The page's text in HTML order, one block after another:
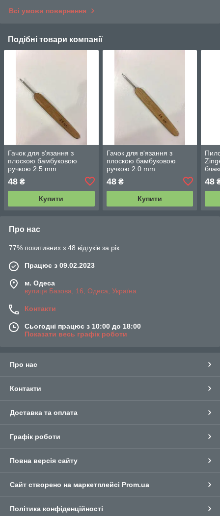
Всі умови повернення
Подібні товари компанії
Гачок для в'язання з
плоскою бамбуковою
ручкою 2.5 mm
48 ₴
Купити
Гачок для в'язання з
плоскою бамбуковою
ручкою 2.0 mm
48₴
Купити
48
Про нас
77% позитивних з 48 відгуків за рік
Працює з 09.02.2023
м. Одеса
вулиця Базова, 16, Одеса, Україна
Контакти
Сьогодні працює з 10:00 до 18:00
Показати весь графік роботи
Про нас
Контакти
Доставка та оплата
Графік роботи
Повна версія сайту
Сайт створено на маркетплейсі Prom.ua
Політика конфіденційності